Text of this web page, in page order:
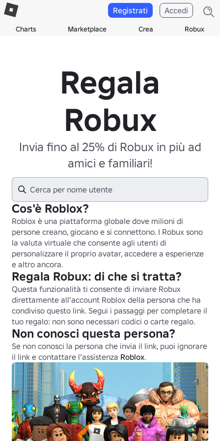
Charts Marketplace Crea Robux
Registrati Accedi
Regala
Robux
Invia fino al 25% di Robux in più ad
amici e familiari!
Cos'è Roblox?
Roblox è una piattaforma globale dove milioni di
persone creano, giocano e si connettono. I Robux sono
la valuta virtuale che consente agli utenti di
personalizzare il proprio avatar, accedere a esperienze
e altro ancora.
Regala Robux: di che si tratta?
Questa funzionalità ti consente di inviare Robux
direttamente all'account Roblox della persona che ha
condiviso questo link. Segui i passaggi per completare il
tuo regalo: non sono necessari codici o carte regalo.
Non conosci questa persona?
Se non conosci la persona che invia il link, puoi ignorare
il link e contattare l'assistenza Roblox.